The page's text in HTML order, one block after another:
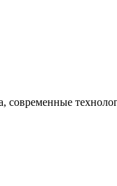
современные